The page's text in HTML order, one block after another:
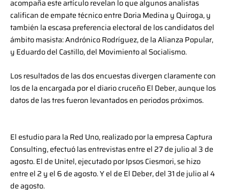
acompaña este artículo revelan lo que algunos analistas
califican de empate técnico entre Doria Medina y Quiroga, y
también la escasa preferencia electoral de los candidatos del
ámbito masista: Andrónico Rodríguez, de la Alianza Popular,
y Eduardo del Castillo, del Movimiento al Socialismo.
Los resultados de las dos encuestas divergen claramente con
los de la encargada por el diario cruceño El Deber, aunque los
datos de las tres fueron levantados en periodos próximos.
El estudio para la Red Uno, realizado por la empresa Captura
Consulting, efectuó las entrevistas entre el 27 de julio al 3 de
agosto. El de Unitel, ejecutado por Ipsos Ciesmori, se hizo
entre el 2 y el 6 de agosto. Y el de El Deber, del 31 de julio al 4
de agosto.